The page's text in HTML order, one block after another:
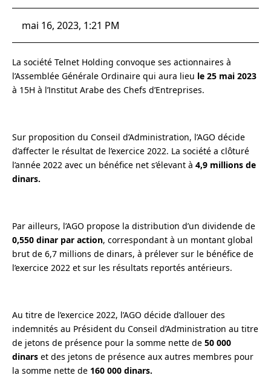
mai 16, 2023, 1:21 PM
La société Telnet Holding convoque ses actionnaires à
l’Assemblée Générale Ordinaire qui aura lieu le 25 mai 2023
à 15H à l’Institut Arabe des Chefs d’Entreprises.
Sur proposition du Conseil d’Administration, l’AGO décide
d’affecter le résultat de l’exercice 2022. La société a clôturé
l’année 2022 avec un bénéfice net s’élevant à 4,9 millions de
dinars.
Par ailleurs, l’AGO propose la distribution d’un dividende de
0,550 dinar par action, correspondant à un montant global
brut de 6,7 millions de dinars, à prélever sur le bénéfice de
l’exercice 2022 et sur les résultats reportés antérieurs.
Au titre de l’exercice 2022, l’AGO décide d’allouer des
indemnités au Président du Conseil d’Administration au titre
de jetons de présence pour la somme nette de 50 000
dinars et des jetons de présence aux autres membres pour
la somme nette de 160 000 dinars.